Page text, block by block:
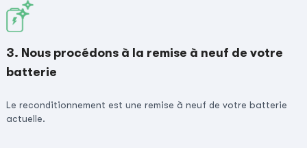
3. Nous procédons à la remise à neuf de votre
batterie
Le reconditionnement est une remise à neuf de votre batterie
actuelle.